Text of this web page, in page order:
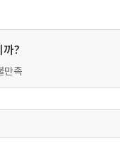
까?
만족